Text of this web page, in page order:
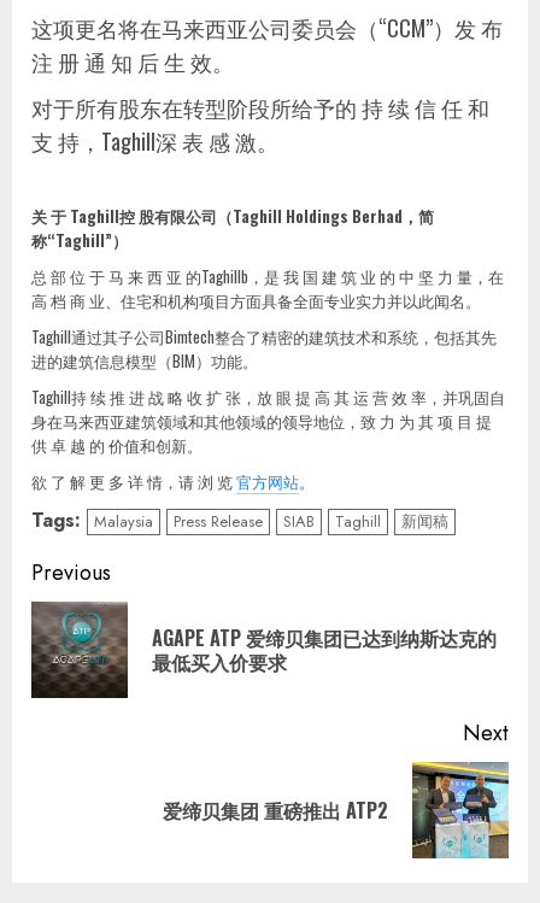
这项更名将在马来西亚公司委员会（“CCM”）发 布
注 册 通 知 后 生 效。
对于所有股东在转型阶段所给予的 持 续 信 任 和
支 持，Taghill深 表 感 激。
关 于 Taghill控 股有限公司（Taghill Holdings Berhad，简
称“Taghill”）
总 部 位 于 马 来 西 亚 的Taghillb，是 我 国 建 筑 业 的 中 坚 力 量，在
高 档 商 业、住宅和机构项目方面具备全面专业实力并以此闻名。
Taghill通过其子公司Bimtech整合了精密的建筑技术和系统，包括其先
进的建筑信息模型（BIM）功能。
Taghill持 续 推 进 战 略 收 扩 张，放 眼 提 高 其 运 营 效 率，并巩固自
身在马来西亚建筑领域和其他领域的领导地位，致 力 为 其 项 目 提
供 卓 越 的 价值和创新。
欲 了 解 更 多 详 情，请 浏 览官方网站。
Tags: Malaysia Press Release SIAB Taghill 新闻稿
Continue
Reading
Previous
AGAPE ATP 爱缔贝集团已达到纳斯达克的
最低买入价要求
Next
爱缔贝集团 重磅推出 ATP2